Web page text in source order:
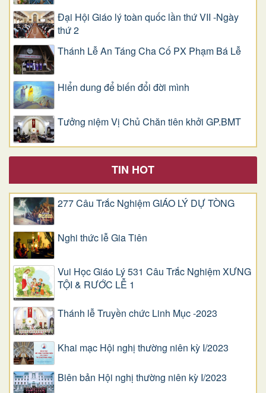
Đại Hội Giáo lý toàn quốc lần thứ VII -Ngày
thứ 2
Thánh Lễ An Táng Cha Cố PX Phạm Bá Lễ
Hiển dung để biến đổi đời mình
Tưởng niệm Vị Chủ Chăn tiên khởi GP.BMT
TIN HOT
277 Câu Trắc Nghiệm GIÁO LÝ DỰ TÒNG
Nghi thức lễ Gia Tiên
Vui Học Giáo Lý 531 Câu Trắc Nghiệm XƯNG
TỘI & RƯỚC LỄ 1
Thánh lễ Truyền chức Linh Mục -2023
Khai mạc Hội nghị thường niên kỳ I/2023
Biên bản Hội nghị thường niên kỳ I/2023